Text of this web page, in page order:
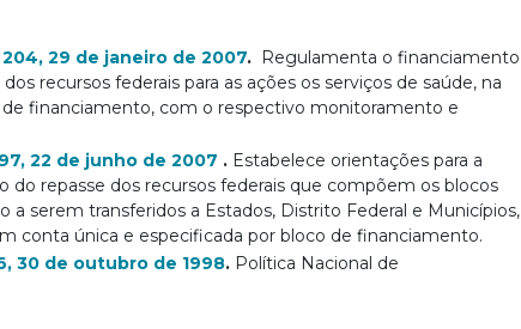
204, 29 de janeiro de 2007. Regulamenta o financiamento
recursos federais para as ações os serviços de saúde, na
financiamento, com o respectivo monitoramento e
22 de junho de 2007 . Estabelece orientações para a
do repasse dos recursos federais que compõem os blocos
a serem transferidos a Estados, Distrito Federal e Municípios,
conta única e especificada por bloco de financiamento.
30 de outubro de 1998. Política Nacional de